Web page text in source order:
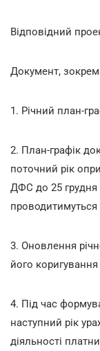
Відповідний
Документ,
1. Річний план-
2. План-графік
поточний рік
ДФС до 25 грудня
проводитимуться
3. Оновлення
його
4. Під час
наступний рік
діяльності